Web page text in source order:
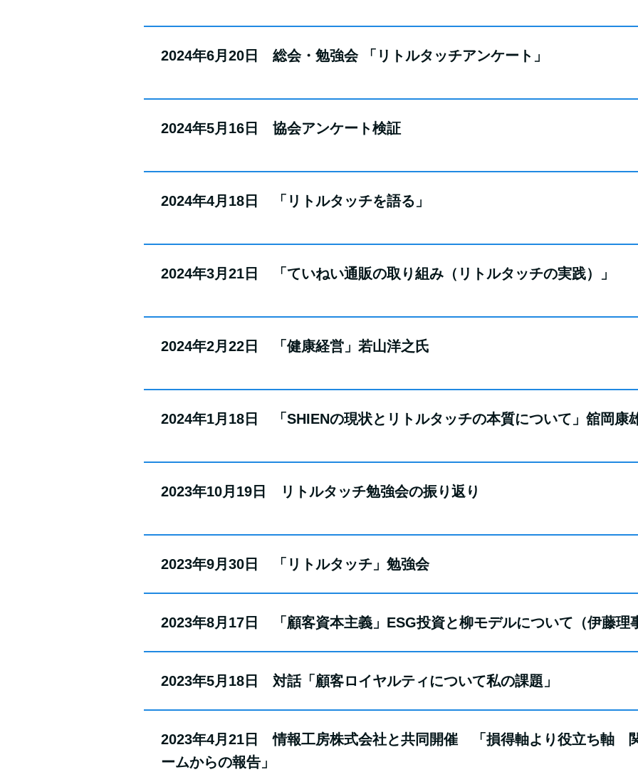
2024年6月20日 総会・勉強会 「リトルタッチアンケート」
2024年5月16日 協会アンケート検証
2024年4月18日 「リトルタッチを語る」
2024年3月21日 「ていねい通販の取り組み（リトルタッチの実践）」
2024年2月22日 「健康経営」若山洋之氏
2024年1月18日 「SHIENの現状とリトルタッチの本質について」舘岡康
2023年10月19日 リトルタッチ勉強会の振り返り
2023年9月30日 「リトルタッチ」勉強会
2023年8月17日 「顧客資本主義」ESG投資と柳モデルについて（伊藤理
2023年5月18日 対話「顧客ロイヤルティについて私の課題」
2023年4月21日 情報工房株式会社と共同開催 「損得軸より役立ち軸
ームからの報告」